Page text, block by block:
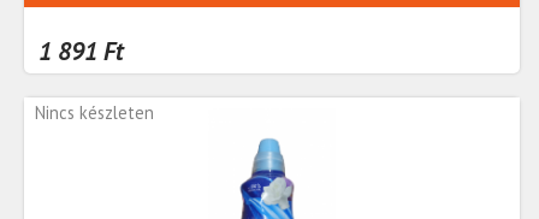
1 891 Ft
Nincs készleten